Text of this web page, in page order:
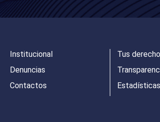
Institucional
Denuncias
Contactos
Tus